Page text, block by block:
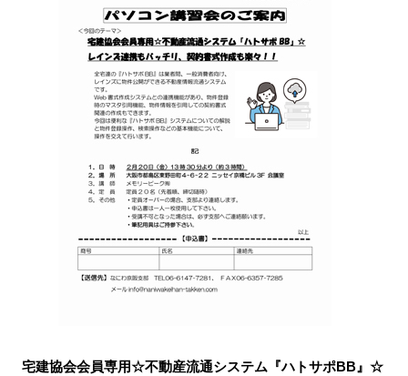
宅建協会会員専用☆不動産流通システム『ハトサポBB』☆